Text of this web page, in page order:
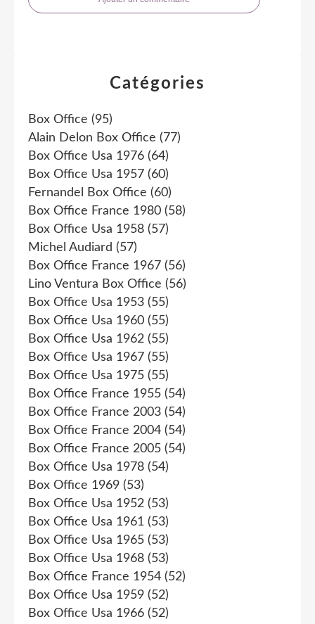
Catégories
Box Office (95)
Alain Delon Box Office (77)
Box Office Usa 1976 (64)
Box Office Usa 1957 (60)
Fernandel Box Office (60)
Box Office France 1980 (58)
Box Office Usa 1958 (57)
Michel Audiard (57)
Box Office France 1967 (56)
Lino Ventura Box Office (56)
Box Office Usa 1953 (55)
Box Office Usa 1960 (55)
Box Office Usa 1962 (55)
Box Office Usa 1967 (55)
Box Office Usa 1975 (55)
Box Office France 1955 (54)
Box Office France 2003 (54)
Box Office France 2004 (54)
Box Office France 2005 (54)
Box Office Usa 1978 (54)
Box Office 1969 (53)
Box Office Usa 1952 (53)
Box Office Usa 1961 (53)
Box Office Usa 1965 (53)
Box Office Usa 1968 (53)
Box Office France 1954 (52)
Box Office Usa 1959 (52)
Box Office Usa 1966 (52)